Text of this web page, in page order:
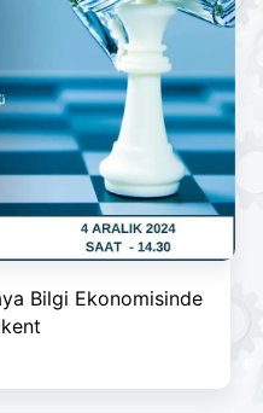
Bilgi Ekonomisinde